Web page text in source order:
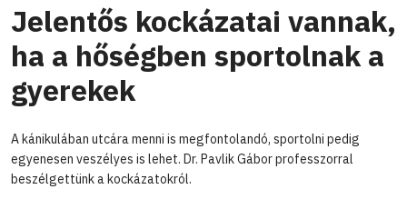
Jelentős kockázatai vannak,
ha a hőségben sportolnak a
gyerekek
A kánikulában utcára menni is megfontolandó, sportolni pedig
egyenesen veszélyes is lehet. Dr. Pavlik Gábor professzorral
beszélgettünk a kockázatokról.